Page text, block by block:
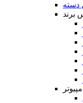
دسته
برند